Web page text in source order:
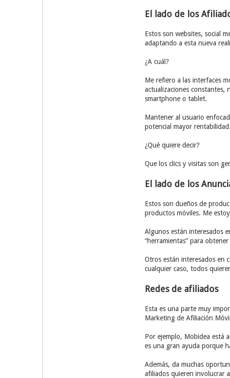
El lado de los
Estos son websites, social
adaptando a esta nueva
¿A cuál?
Me refiero a las interfaces
actualizaciones constantes,
smartphone o tablet.
Mantener al usuario
potencial mayor
¿Qué quiere decir?
Que los clics y visitas son
El lado de los
Estos son dueños de
productos móviles. Me
Algunos están interesados
“herramientas” para
Otros están interesados en
cualquier caso, todos
Redes de afiliados
Esta es una parte muy
Marketing de Afiliación
Por ejemplo, Mobidea está
es una gran ayuda porque
Además, da muchas
afiliados quieren involucrar